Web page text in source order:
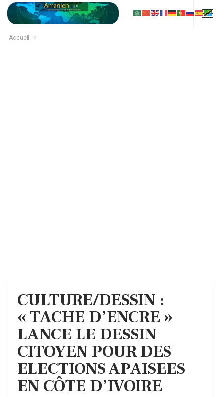
Accueil
CULTURE/DESSIN :
« TACHE D’ENCRE »
LANCE LE DESSIN
CITOYEN POUR DES
ELECTIONS APAISEES
EN CÔTE D’IVOIRE